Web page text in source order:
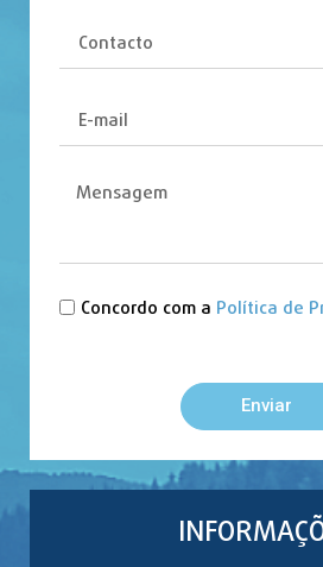
Concordo com a Política de
Enviar